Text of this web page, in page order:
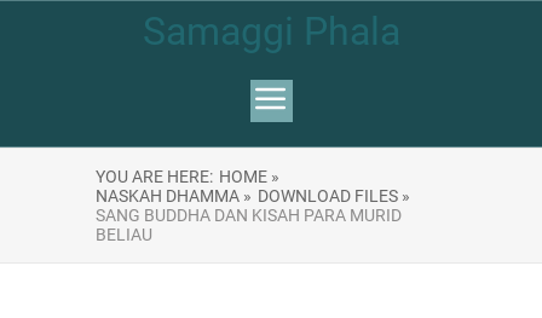
Samaggi Phala
YOU ARE HERE: HOME »
NASKAH DHAMMA » DOWNLOAD FILES »
SANG BUDDHA DAN KISAH PARA MURID
BELIAU